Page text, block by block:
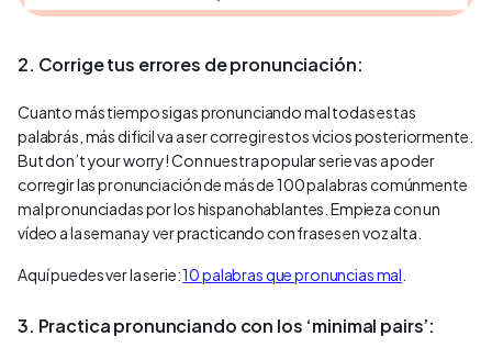
2. Corrige tus errores de pronunciación:
Cuanto más tiempo sigas pronunciando mal todas estas
palabrás, más dificil va a ser corregir estos vicios posteriormente.
But don’t your worry! Con nuestra popular serie vas a poder
corregir las pronunciación de más de 100 palabras comúnmente
mal pronunciadas por los hispanohablantes. Empieza con un
vídeo a la semana y ver practicando con frases en voz alta.
Aquí puedes ver la serie:10 palabras que pronuncias mal
3. Practica pronunciando con los ‘minimal pairs’: